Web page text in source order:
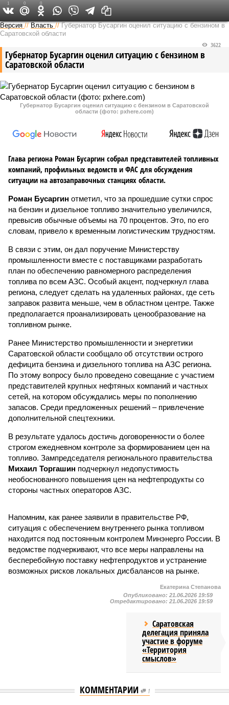
Версия в Саратове
Версия //Власть //Губернатор Бусаргин оценил ситуацию с бензином в
Саратовской области
Губернатор Бусаргин оценил ситуацию с бензином в
Саратовской области
3622
Губернатор Бусаргин оценил ситуацию с бензином в Саратовской
области (фото: pxhere.com)
Глава региона Роман Бусаргин собрал представителей топливных
компаний, профильных ведомств и ФАС для обсуждения
ситуации на автозаправочных станциях области.
Роман Бусаргин отметил, что за прошедшие сутки спрос
на бензин и дизельное топливо значительно увеличился,
превысив обычные объемы на 70 процентов. Это, по его
словам, привело к временным логистическим трудностям.
В связи с этим, он дал поручение Министерству
промышленности вместе с поставщиками разработать
план по обеспечению равномерного распределения
топлива по всем АЗС. Особый акцент, подчеркнул глава
региона, следует сделать на удаленных районах, где сеть
заправок развита меньше, чем в областном центре. Также
предполагается проанализировать ценообразование на
топливном рынке.
Ранее Министерство промышленности и энергетики
Саратовской области сообщало об отсутствии острого
дефицита бензина и дизельного топлива на АЗС региона.
По этому вопросу было проведено совещание с участием
представителей крупных нефтяных компаний и частных
сетей, на котором обсуждались меры по пополнению
запасов. Среди предложенных решений – привлечение
дополнительной спецтехники.
В результате удалось достичь договоренности о более
строгом ежедневном контроле за формированием цен на
топливо. Зампредседателя регионального правительства
Михаил Торгашин подчеркнул недопустимость
необоснованного повышения цен на нефтепродукты со
стороны частных операторов АЗС.
Напомним, как ранее заявили в правительстве РФ,
ситуация с обеспечением внутреннего рынка топливом
находится под постоянным контролем Минэнерго России. В
ведомстве подчеркивают, что все меры направлены на
бесперебойную поставку нефтепродуктов и устранение
возможных рисков локальных дисбалансов на рынке.
1 0 0
Екатерина Степанова
Опубликовано: 21.06.2026 19:59
Отредактировано: 21.06.2026 19:59
Саратовская
делегация приняла
участие в форуме
«Территория
смыслов»
КОММЕНТАРИИ 1